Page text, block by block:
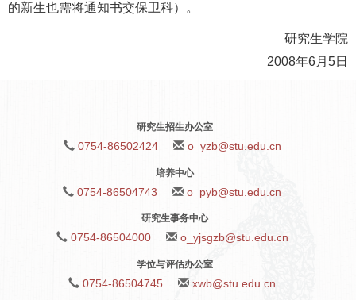
的新生也需将通知书交保卫科）。
研究生学院
2008年6月5日
研究生招生办公室
0754-86502424 o_yzb@stu.edu.cn
培养中心
0754-86504743 o_pyb@stu.edu.cn
研究生事务中心
0754-86504000 o_yjsgzb@stu.edu.cn
学位与评估办公室
0754-86504745 xwb@stu.edu.cn